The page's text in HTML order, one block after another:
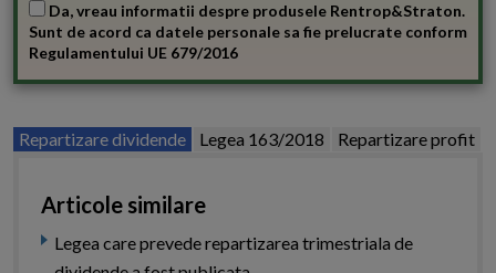
Da, vreau informatii despre produsele Rentrop&Straton.
Sunt de acord ca datele personale sa fie prelucrate conform
Regulamentului UE 679/2016
Repartizare dividende Legea 163/2018 Repartizare profit
Articole similare
Legea care prevede repartizarea trimestriala de